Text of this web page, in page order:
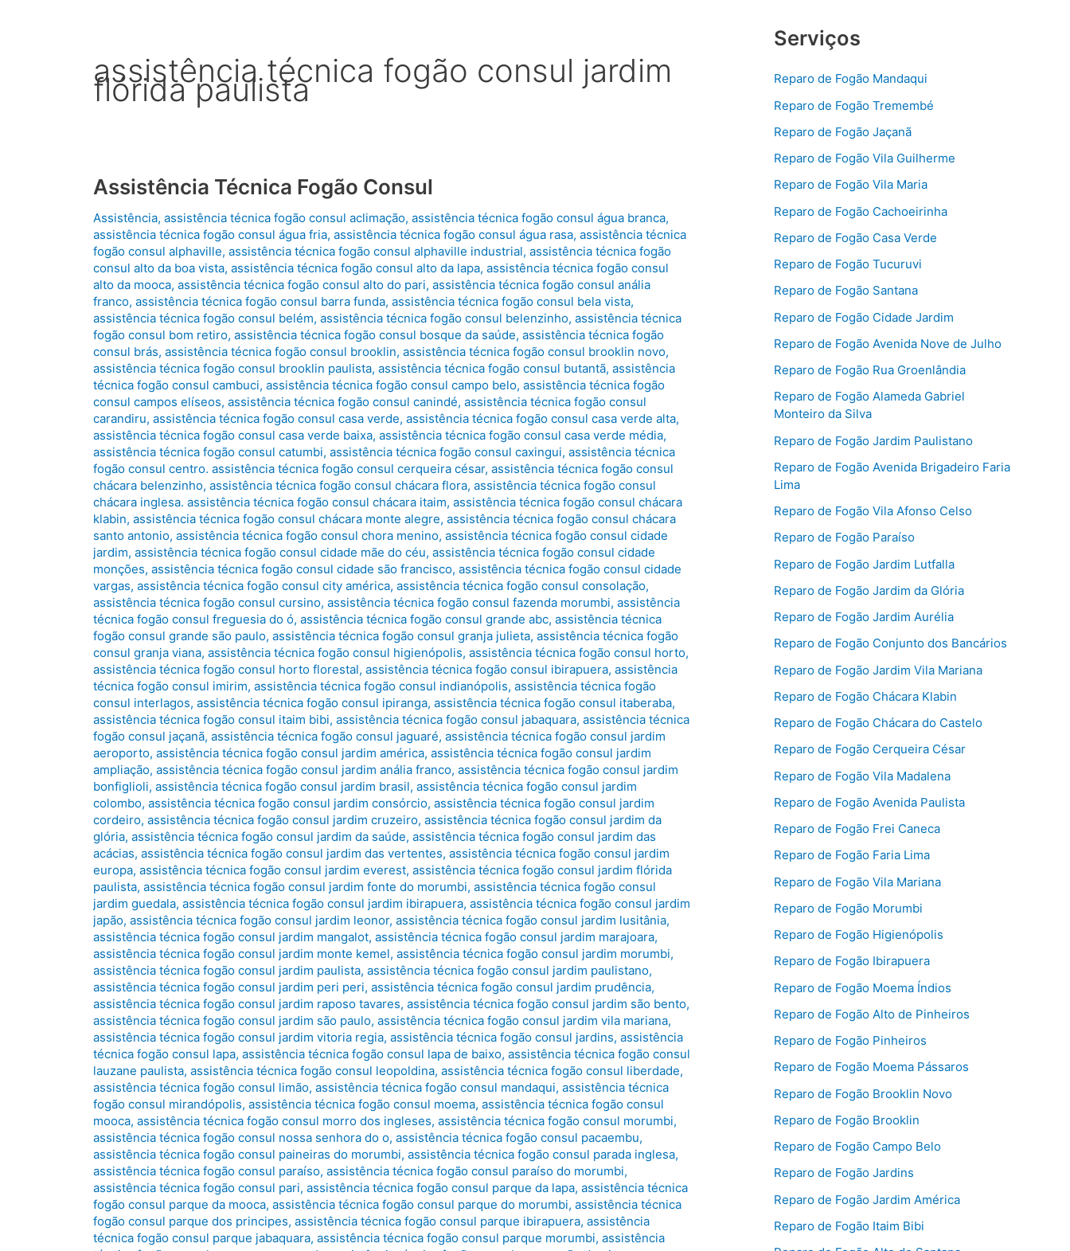
assistência técnica fogão consul jardim
flórida paulista
Assistência Técnica Fogão Consul
Assistência, assistência técnica fogão consul aclimação, assistência técnica fogão consul água branca,
assistência técnica fogão consul água fria, assistência técnica fogão consul água rasa, assistência técnica
fogão consul alphaville, assistência técnica fogão consul alphaville industrial, assistência técnica fogão
consul alto da boa vista, assistência técnica fogão consul alto da lapa, assistência técnica fogão consul
alto da mooca, assistência técnica fogão consul alto do pari, assistência técnica fogão consul anália
franco, assistência técnica fogão consul barra funda, assistência técnica fogão consul bela vista,
assistência técnica fogão consul belém, assistência técnica fogão consul belenzinho, assistência técnica
fogão consul bom retiro, assistência técnica fogão consul bosque da saúde, assistência técnica fogão
consul brás, assistência técnica fogão consul brooklin, assistência técnica fogão consul brooklin novo,
assistência técnica fogão consul brooklin paulista, assistência técnica fogão consul butantã, assistência
técnica fogão consul cambuci, assistência técnica fogão consul campo belo, assistência técnica fogão
consul campos elíseos, assistência técnica fogão consul canindé, assistência técnica fogão consul
carandiru, assistência técnica fogão consul casa verde, assistência técnica fogão consul casa verde alta,
assistência técnica fogão consul casa verde baixa, assistência técnica fogão consul casa verde média,
assistência técnica fogão consul catumbi, assistência técnica fogão consul caxingui, assistência técnica
fogão consul centro. assistência técnica fogão consul cerqueira césar, assistência técnica fogão consul
chácara belenzinho, assistência técnica fogão consul chácara flora, assistência técnica fogão consul
chácara inglesa. assistência técnica fogão consul chácara itaim, assistência técnica fogão consul chácara
klabin, assistência técnica fogão consul chácara monte alegre, assistência técnica fogão consul chácara
santo antonio, assistência técnica fogão consul chora menino, assistência técnica fogão consul cidade
jardim, assistência técnica fogão consul cidade mãe do céu, assistência técnica fogão consul cidade
monções, assistência técnica fogão consul cidade são francisco, assistência técnica fogão consul cidade
vargas, assistência técnica fogão consul city américa, assistência técnica fogão consul consolação,
assistência técnica fogão consul cursino, assistência técnica fogão consul fazenda morumbi, assistência
técnica fogão consul freguesia do ó, assistência técnica fogão consul grande abc, assistência técnica
fogão consul grande são paulo, assistência técnica fogão consul granja julieta, assistência técnica fogão
consul granja viana, assistência técnica fogão consul higienópolis, assistência técnica fogão consul horto,
assistência técnica fogão consul horto florestal, assistência técnica fogão consul ibirapuera, assistência
técnica fogão consul imirim, assistência técnica fogão consul indianópolis, assistência técnica fogão
consul interlagos, assistência técnica fogão consul ipiranga, assistência técnica fogão consul itaberaba,
assistência técnica fogão consul itaim bibi, assistência técnica fogão consul jabaquara, assistência técnica
fogão consul jaçanã, assistência técnica fogão consul jaguaré, assistência técnica fogão consul jardim
aeroporto, assistência técnica fogão consul jardim américa, assistência técnica fogão consul jardim
ampliação, assistência técnica fogão consul jardim anália franco, assistência técnica fogão consul jardim
bonfiglioli, assistência técnica fogão consul jardim brasil, assistência técnica fogão consul jardim
colombo, assistência técnica fogão consul jardim consórcio, assistência técnica fogão consul jardim
cordeiro, assistência técnica fogão consul jardim cruzeiro, assistência técnica fogão consul jardim da
glória, assistência técnica fogão consul jardim da saúde, assistência técnica fogão consul jardim das
acácias, assistência técnica fogão consul jardim das vertentes, assistência técnica fogão consul jardim
europa, assistência técnica fogão consul jardim everest, assistência técnica fogão consul jardim flórida
paulista, assistência técnica fogão consul jardim fonte do morumbi, assistência técnica fogão consul
jardim guedala, assistência técnica fogão consul jardim ibirapuera, assistência técnica fogão consul jardim
japão, assistência técnica fogão consul jardim leonor, assistência técnica fogão consul jardim lusitânia,
assistência técnica fogão consul jardim mangalot, assistência técnica fogão consul jardim marajoara,
assistência técnica fogão consul jardim monte kemel, assistência técnica fogão consul jardim morumbi,
assistência técnica fogão consul jardim paulista, assistência técnica fogão consul jardim paulistano,
assistência técnica fogão consul jardim peri peri, assistência técnica fogão consul jardim prudência,
assistência técnica fogão consul jardim raposo tavares, assistência técnica fogão consul jardim são bento,
assistência técnica fogão consul jardim são paulo, assistência técnica fogão consul jardim vila mariana,
assistência técnica fogão consul jardim vitoria regia, assistência técnica fogão consul jardins, assistência
técnica fogão consul lapa, assistência técnica fogão consul lapa de baixo, assistência técnica fogão consul
lauzane paulista, assistência técnica fogão consul leopoldina, assistência técnica fogão consul liberdade,
assistência técnica fogão consul limão, assistência técnica fogão consul mandaqui, assistência técnica
fogão consul mirandópolis, assistência técnica fogão consul moema, assistência técnica fogão consul
mooca, assistência técnica fogão consul morro dos ingleses, assistência técnica fogão consul morumbi,
assistência técnica fogão consul nossa senhora do o, assistência técnica fogão consul pacaembu,
assistência técnica fogão consul paineiras do morumbi, assistência técnica fogão consul parada inglesa,
assistência técnica fogão consul paraíso, assistência técnica fogão consul paraíso do morumbi,
assistência técnica fogão consul pari, assistência técnica fogão consul parque da lapa, assistência técnica
fogão consul parque da mooca, assistência técnica fogão consul parque do morumbi, assistência técnica
fogão consul parque dos principes, assistência técnica fogão consul parque ibirapuera, assistência
técnica fogão consul parque jabaquara, assistência técnica fogão consul parque morumbi, assistência
Serviços
Reparo de Fogão Mandaqui
Reparo de Fogão Tremembé
Reparo de Fogão Jaçanã
Reparo de Fogão Vila Guilherme
Reparo de Fogão Vila Maria
Reparo de Fogão Cachoeirinha
Reparo de Fogão Casa Verde
Reparo de Fogão Tucuruvi
Reparo de Fogão Santana
Reparo de Fogão Cidade Jardim
Reparo de Fogão Avenida Nove de Julho
Reparo de Fogão Rua Groenlândia
Reparo de Fogão Alameda Gabriel
Monteiro da Silva
Reparo de Fogão Jardim Paulistano
Reparo de Fogão Avenida Brigadeiro Faria
Lima
Reparo de Fogão Vila Afonso Celso
Reparo de Fogão Paraíso
Reparo de Fogão Jardim Lutfalla
Reparo de Fogão Jardim da Glória
Reparo de Fogão Jardim Aurélia
Reparo de Fogão Conjunto dos Bancários
Reparo de Fogão Jardim Vila Mariana
Reparo de Fogão Chácara Klabin
Reparo de Fogão Chácara do Castelo
Reparo de Fogão Cerqueira César
Reparo de Fogão Vila Madalena
Reparo de Fogão Avenida Paulista
Reparo de Fogão Frei Caneca
Reparo de Fogão Faria Lima
Reparo de Fogão Vila Mariana
Reparo de Fogão Morumbi
Reparo de Fogão Higienópolis
Reparo de Fogão Ibirapuera
Reparo de Fogão Moema Índios
Reparo de Fogão Alto de Pinheiros
Reparo de Fogão Pinheiros
Reparo de Fogão Moema Pássaros
Reparo de Fogão Brooklin Novo
Reparo de Fogão Brooklin
Reparo de Fogão Campo Belo
Reparo de Fogão Jardins
Reparo de Fogão Jardim América
Reparo de Fogão Itaim Bibi